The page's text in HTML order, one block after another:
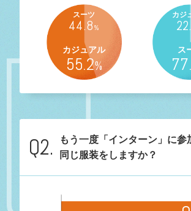
スーツ
44.8%
カジュアル
55.2%
カジ
ス
Q2.
もう一度「インターン」に参
同じ服装をしますか？